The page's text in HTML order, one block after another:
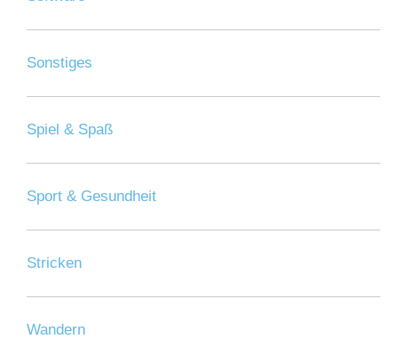
Sonstiges
Spiel & Spaß
Sport & Gesundheit
Stricken
Wandern